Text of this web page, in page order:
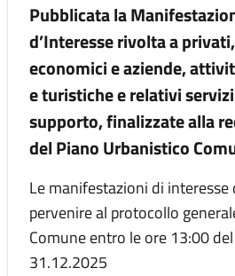
Pubblicata la
d’Interesse rivolta a
economici e aziende,
e turistiche e relativi
supporto, finalizzate alla
del Piano Urbanistico
Le manifestazioni di
pervenire al protocollo
Comune entro le ore 13:00 del
31.12.2025